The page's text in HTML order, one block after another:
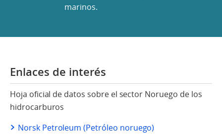
marinos.
Enlaces de interés
Hoja oficial de datos sobre el sector Noruego de los
hidrocarburos
Norsk Petroleum (Petróleo noruego)